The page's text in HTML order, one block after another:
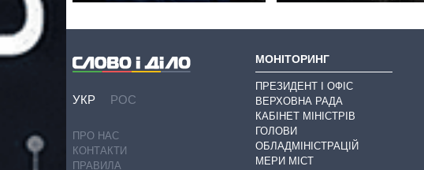
УКР РОС
ПРО НАС
КОНТАКТИ
ПРАВИЛА
МОНІТОРИНГ
ПРЕЗИДЕНТ І ОФІС
ВЕРХОВНА РАДА
КАБІНЕТ МІНІСТРІВ
ГОЛОВИ
ОБЛАДМІНІСТРАЦІЙ
МЕРИ МІСТ